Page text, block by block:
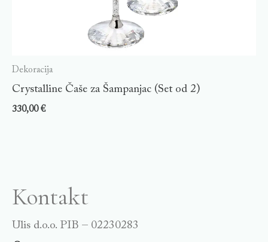
Dekoracija
Crystalline Čaše za Šampanjac (Set od 2)
330,00€
Kontakt
Ulis d.o.o. PIB – 02230283